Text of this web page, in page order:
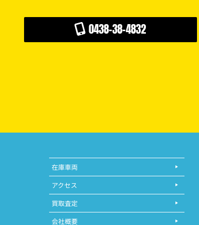
0438-38-4832
在庫車両
アクセス
買取査定
会社概要